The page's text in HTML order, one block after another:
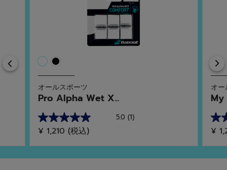
Previous
オールスポーツ
Pro Alpha Wet X...
5.0 (1)
星
5.0
／
5
¥ 1,210 (税込)
オ
星
5.0
／
5
¥